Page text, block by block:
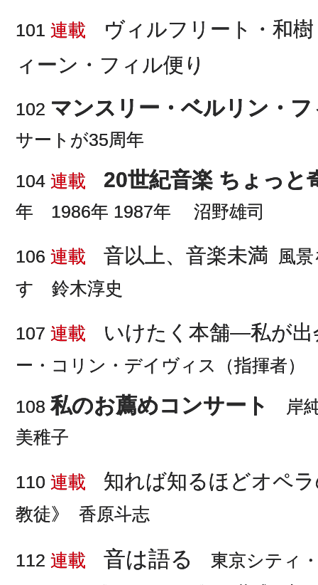
101 連載
ヴィルフリート・和
ィーン・フィル便り
102 マンスリー・ベルリン・フ
サートが35周年
104 連載 20世紀音楽 ちょっと
年 1986年 1987年 沼野雄司
106 連載 音以上、音楽未満 風
す 鈴木淳史
107 連載 いけたく本舗―私が出
ー・コリン・デイヴィス（指揮者
108私のお薦めコンサート
岸
美稚子
110 連載 知れば知るほどオペ
教徒》 香原斗志
112 連載 音は語る
東京シティ